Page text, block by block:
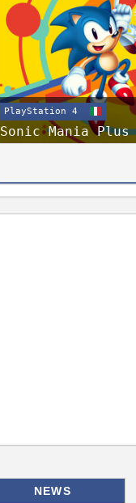
PlayStation 4
Sonic Mania Plus
NEWS